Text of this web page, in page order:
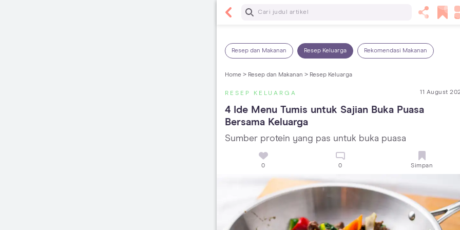
Baca Selanjutnya
Resep dan Makanan Resep Keluarga Rekomendasi Makanan
Home > Resep dan Makanan > Resep Keluarga
RESEP KELUARGA 11 August
4 Ide Menu Tumis untuk Sajian Buka Puasa
Bersama Keluarga
Sumber protein yang pas untuk buka puasa
0 0 Simpan